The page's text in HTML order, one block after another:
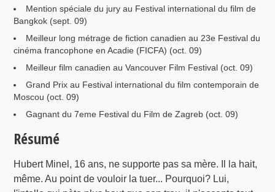
Mention spéciale du jury au Festival international du film de
Bangkok (sept. 09)
Meilleur long métrage de fiction canadien au 23e Festival du
cinéma francophone en Acadie (FICFA) (oct. 09)
Meilleur film canadien au Vancouver Film Festival (oct. 09)
Grand Prix au Festival international du film contemporain de
Moscou (oct. 09)
Gagnant du 7eme Festival du Film de Zagreb (oct. 09)
Résumé
Hubert Minel, 16 ans, ne supporte pas sa mère. Il la hait,
même. Au point de vouloir la tuer... Pourquoi? Lui,